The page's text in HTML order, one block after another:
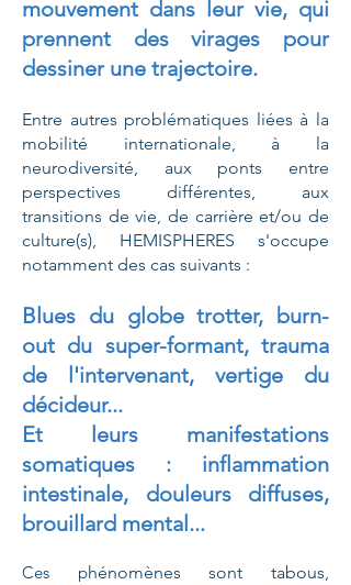
mouvement dans leur vie, qui
prennent des virages pour
dessiner une trajectoire.
Entre autres problématiques liées à la
mobilité internationale, à la
neurodiversité, aux ponts entre
perspectives différentes, aux
transitions de vie, de carrière et/ou de
culture(s), HEMISPHERES s'occupe
notamment des cas suivants :
Blues du globe trotter, burn-
out du super-formant, trauma
de l'intervenant, vertige du
décideur...
Et leurs manifestations
somatiques : inflammation
intestinale, douleurs diffuses,
brouillard mental...
​Ces phénomènes sont tabous,